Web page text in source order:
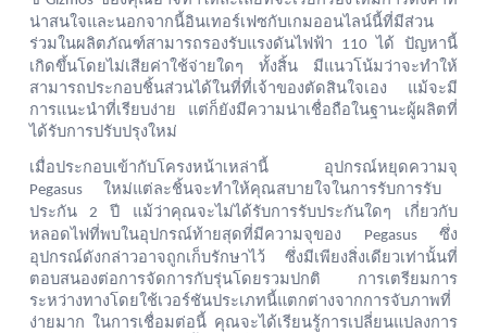
น่าสนใจและนอกจากนี้อินเทอร์เฟซกับเกมออนไลน์นี้ที่มีส่วน
ร่วมในผลิตภัณฑ์สามารถรองรับแรงดันไฟฟ้า 110 ได้
ปัญหานี้
เกิดขึ้นโดยไม่เสียค่าใช้จ่ายใดๆ
ทั้งสิ้น
มีแนวโน้มว่าจะทำให้
สามารถประกอบชิ้นส่วนได้ในที่ที่เจ้าของตัดสินใจเอง
แม้จะมี
การแนะนำที่เรียบง่าย
แต่ก็ยังมีความน่าเชื่อถือในฐานะผู้ผลิตที่
ได้รับการปรับปรุงใหม่
เมื่อประกอบเข้ากับโครงหน้าเหล่านี้ อุปกรณ์หยุดความจุ
Pegasus ใหม่แต่ละชิ้นจะทำให้คุณสบายใจในการรับการรับ
ประกัน 2 ปี แม้ว่าคุณจะไม่ได้รับการรับประกันใดๆ
เกี่ยวกับ
หลอดไฟที่พบในอุปกรณ์ท้ายสุดที่มีความจุของ Pegasus ซึ่ง
อุปกรณ์ดังกล่าวอาจถูกเก็บรักษาไว้
ซึ่งมีเพียงสิ่งเดียวเท่านั้นที่
ตอบสนองต่อการจัดการกับรุ่นโดยรวมปกติ
การเตรียมการ
ระหว่างทางโดยใช้เวอร์ชันประเภทนี้แตกต่างจากการจับภาพที่
ง่ายมาก ในการเชื่อมต่อนี้ คุณจะได้เรียนรู้การเปลี่ยนแปลงการ